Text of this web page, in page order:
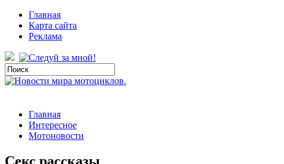
Главная
Карта сайта
Реклама
Главная
Интересное
Мотоновости